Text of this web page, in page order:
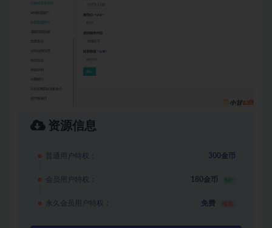
资源信息
普通用户特权： 300金币
会员用户特权： 180金币 6折
永久会员用户特权： 免费